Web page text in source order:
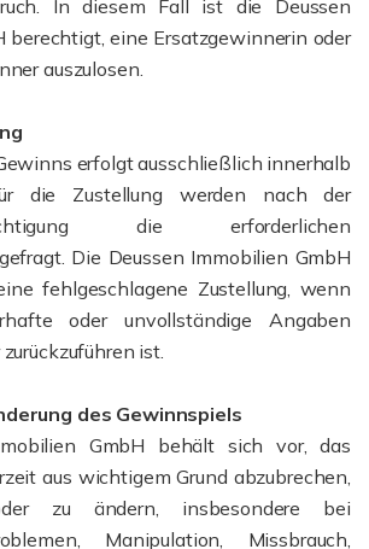
In diesem Fall ist die Deussen
berechtigt, eine Ersatzgewinnerin oder
auszulosen.
erfolgt ausschließlich innerhalb
die Zustellung werden nach der
die erforderlichen
Die Deussen Immobilien GmbH
fehlgeschlagene Zustellung, wenn
oder unvollständige Angaben
ist.
des Gewinnspiels
GmbH behält sich vor, das
aus wichtigem Grund abzubrechen,
zu ändern, insbesondere bei
Manipulation, Missbrauch,